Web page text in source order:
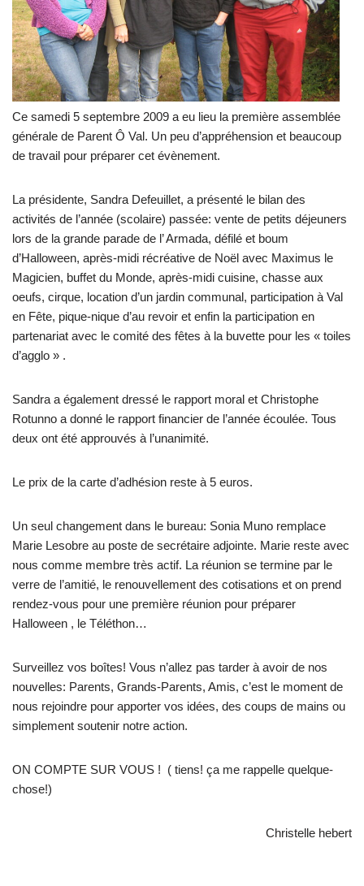
Ce samedi 5 septembre 2009 a eu lieu la première assemblée
générale de Parent Ô Val. Un peu d’appréhension et beaucoup
de travail pour préparer cet évènement.
La présidente, Sandra Defeuillet, a présenté le bilan des
activités de l’année (scolaire) passée: vente de petits déjeuners
lors de la grande parade de l’ Armada, défilé et boum
d’Halloween, après-midi récréative de Noël avec Maximus le
Magicien, buffet du Monde, après-midi cuisine, chasse aux
oeufs, cirque, location d’un jardin communal, participation à Val
en Fête, pique-nique d’au revoir et enfin la participation en
partenariat avec le comité des fêtes à la buvette pour les « toiles
d’agglo » .
Sandra a également dressé le rapport moral et Christophe
Rotunno a donné le rapport financier de l’année écoulée. Tous
deux ont été approuvés à l’unanimité.
Le prix de la carte d’adhésion reste à 5 euros.
Un seul changement dans le bureau: Sonia Muno remplace
Marie Lesobre au poste de secrétaire adjointe. Marie reste avec
nous comme membre très actif. La réunion se termine par le
verre de l’amitié, le renouvellement des cotisations et on prend
rendez-vous pour une première réunion pour préparer
Halloween , le Téléthon…
Surveillez vos boîtes! Vous n’allez pas tarder à avoir de nos
nouvelles: Parents, Grands-Parents, Amis, c’est le moment de
nous rejoindre pour apporter vos idées, des coups de mains ou
simplement soutenir notre action.
ON COMPTE SUR VOUS ! ( tiens! ça me rappelle quelque-
chose!)
Christelle hebert